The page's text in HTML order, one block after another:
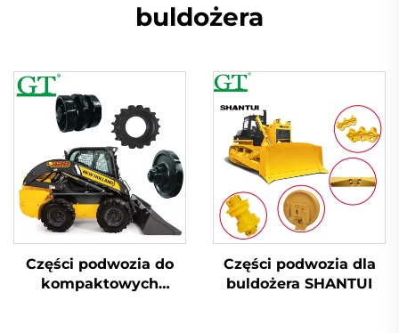
buldożera
Części podwozia do
kompaktowych
Części podwozia dla
buldożera SHANTUI